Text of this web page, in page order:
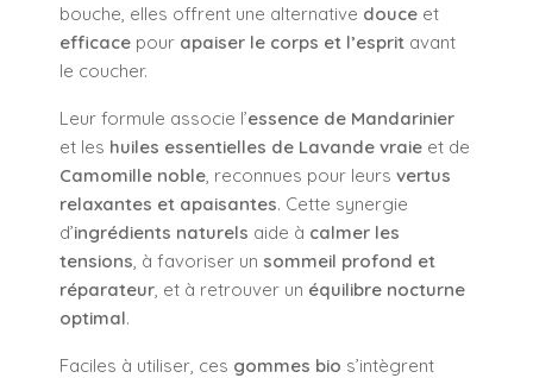
bouche, elles offrent une alternative douce et
efficace pour apaiser le corps et l’esprit avant
le coucher.
Leur formule associe l’essence de Mandarinier
et les huiles essentielles de Lavande vraie et de
Camomille noble, reconnues pour leurs vertus
relaxantes et apaisantes. Cette synergie
d’ingrédients naturels aide à calmer les
tensions, à favoriser un sommeil profond et
réparateur, et à retrouver un équilibre nocturne
optimal.
Faciles à utiliser, ces gommes bio s’intègrent